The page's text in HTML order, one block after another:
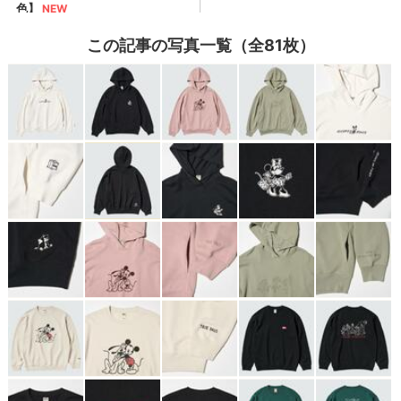
この記事の写真一覧（全81枚）